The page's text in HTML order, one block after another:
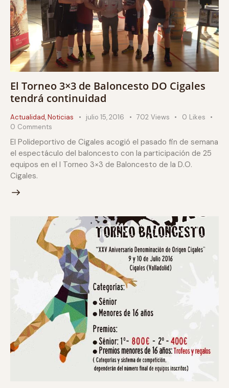
El Torneo 3×3 de Baloncesto DO Cigales
tendrá continuidad
Actualidad,Noticias julio 15, 2016 702 Views 0 Likes
0 Comments
El Polideportivo de Cigales acogió el pasado fin de semana
el espectáculo del baloncesto con la participación de 25
equipos en el I Torneo 3×3 de Baloncesto de la D.O.
Cigales.